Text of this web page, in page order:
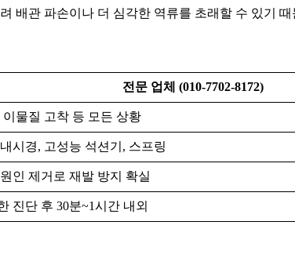
배관 파손이나 더 심각한 역류를 초래할 수 있기 때
전문 업체 (010-7702-8172)
이물질 고착 등 모든 상황
시경, 고성능 석션기, 스프링
인 제거로 재발 방지 확실
진단 후 30분~1시간 내외